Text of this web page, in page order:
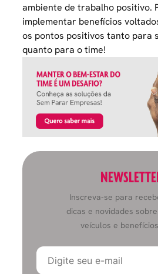
ambiente de trabalho positivo.
implementar benefícios
os pontos positivos tanto para
quanto para o time!
Inscreva-se para
dicas e novidades
veículos e